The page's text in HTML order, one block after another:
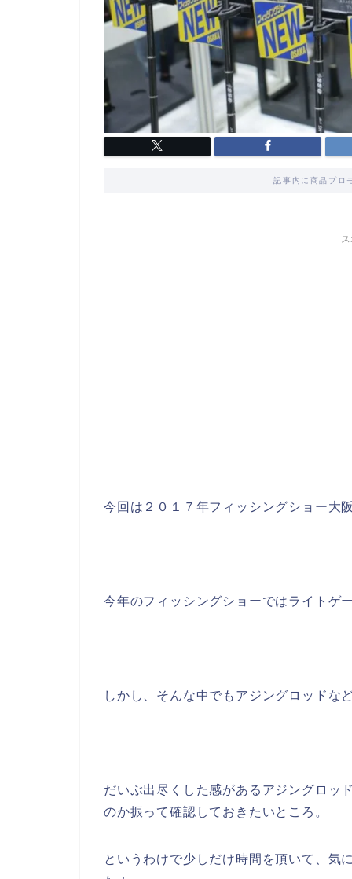
記事内に商品プロ
今回は２０１７年フィッシングショー大
今年のフィッシングショーではライトゲ
しかし、そんな中でもアジングロッドな
だいぶ出尽くした感があるアジングロッ
のか振って確認しておきたいところ。
というわけで少しだけ時間を頂いて、気